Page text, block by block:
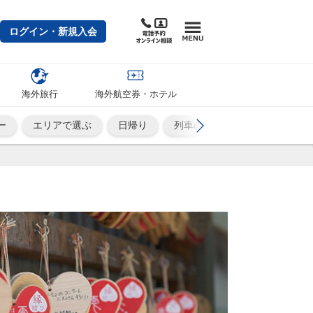
ログイン・新規入会
海外旅行 海外航空券・ホテル
エリアで選ぶ 日帰り 列車の旅